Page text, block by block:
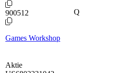
900512
Games Workshop
Q
Aktie